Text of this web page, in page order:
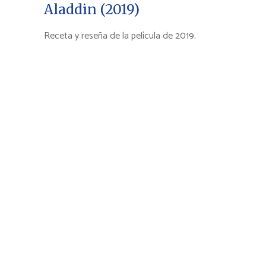
Aladdin (2019)
Receta y reseña de la película de 2019.